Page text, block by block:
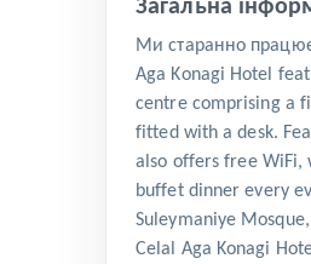
Загальна
Ми старанно
Aga Konagi Hotel
centre comprising a
fitted with a desk.
also offers free WiFi,
buffet dinner every
Suleymaniye
Celal Aga Konagi